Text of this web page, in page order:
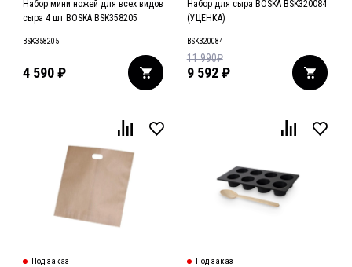
Набор мини ножей для всех видов
сыра 4 шт BOSKA BSK358205
BSK358205
4 590₽
Набор для сыра BOSKA BSK320084
(УЦЕНКА)
BSK320084
9 592 ₽
11 990₽
Под заказ Под заказ